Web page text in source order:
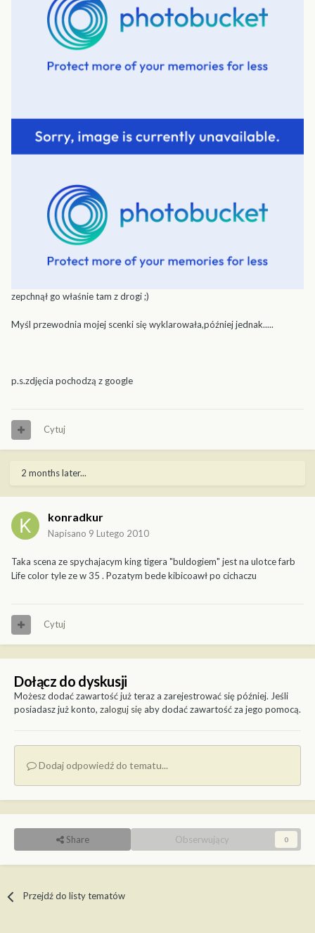
zepchnął go właśnie tam z drogi ;)
Myśl przewodnia mojej scenki się wyklarowała,później jednak.....
p.s.zdjęcia pochodzą z google
Cytuj
2 months later...
konradkur
Napisano 9 Lutego 2010
Taka scena ze spychajacym king tigera "buldogiem" jest na ulotce farb
Life color tyle ze w 35 . Pozatym bede kibicoawł po cichaczu
Cytuj
Dołącz do dyskusji
Możesz dodać zawartość już teraz a zarejestrować się później. Jeśli
posiadasz już konto, zaloguj sięaby dodać zawartość za jego pomocą.
Dodaj odpowiedź do tematu...
Share Obserwujący 0
Przejdź do listy tematów